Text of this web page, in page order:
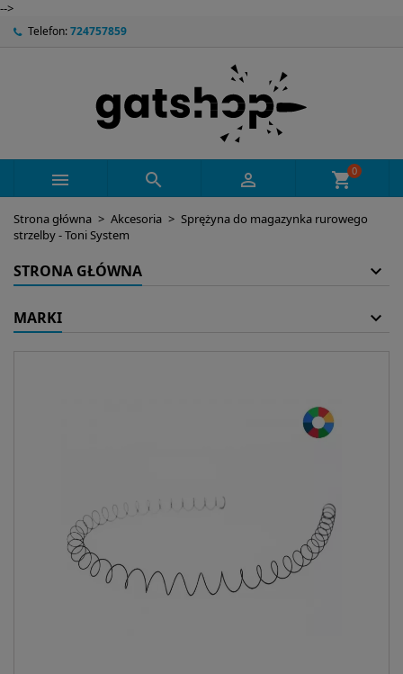
-->
Telefon:724757859
   shopping_cart0
Strona główna Akcesoria
Sprężyna do magazynka rurowego
strzelby - Toni System
STRONA GŁÓWNA
MARKI